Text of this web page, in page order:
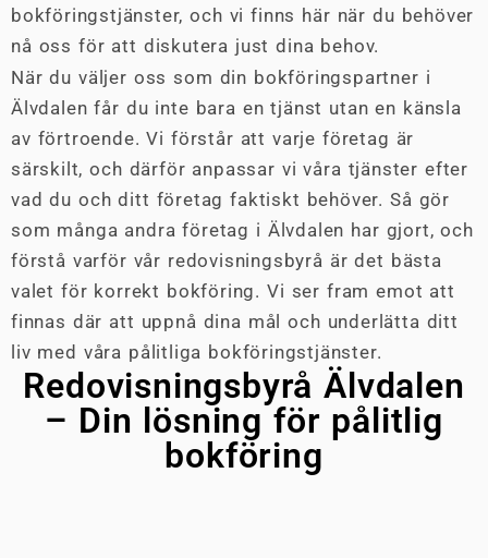
bokföringstjänster, och vi finns här när du behöver
nå oss för att diskutera just dina behov.
När du väljer oss som din bokföringspartner i
Älvdalen får du inte bara en tjänst utan en känsla
av förtroende. Vi förstår att varje företag är
särskilt, och därför anpassar vi våra tjänster efter
vad du och ditt företag faktiskt behöver. Så gör
som många andra företag i Älvdalen har gjort, och
förstå varför vår redovisningsbyrå är det bästa
valet för korrekt bokföring. Vi ser fram emot att
finnas där att uppnå dina mål och underlätta ditt
liv med våra pålitliga bokföringstjänster.
Redovisningsbyrå Älvdalen
– Din lösning för pålitlig
bokföring